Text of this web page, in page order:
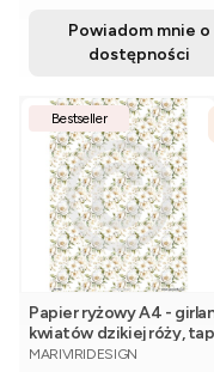
Powiadom mnie o
dostępności
Bestseller
Papier ryżowy A4 -
kwiatów dzikiej róży,
| ©mariviriDesign
PRODUCENT
MARIVIRIDESIGN